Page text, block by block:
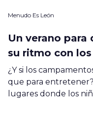
Menudo Es León
Un verano para
su ritmo con
¿Y si los
que para
lugares donde los